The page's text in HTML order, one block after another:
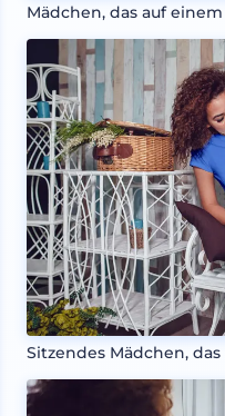
Mädchen, das auf
Sitzendes Mädchen,